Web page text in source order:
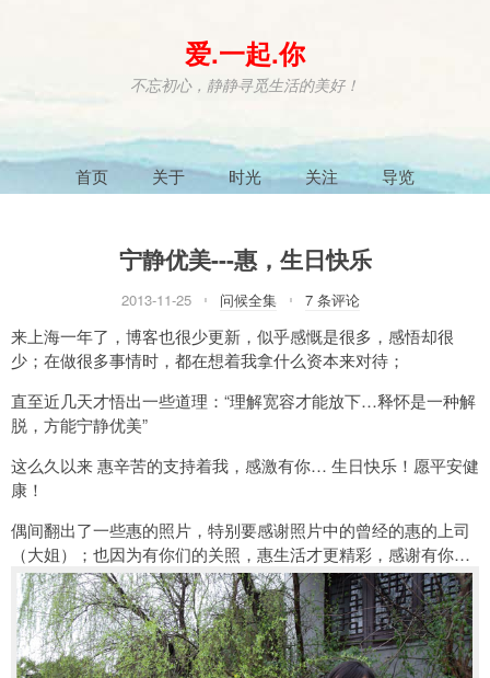
爱.一起.你
不忘初心，静静寻觅生活的美好！
首页 关于 时光 关注 导览
宁静优美---惠，生日快乐
2013-11-25 问候全集 7 条评论
来上海一年了，博客也很少更新，似乎感慨是很多，感悟却很
少；在做很多事情时，都在想着我拿什么资本来对待；
直至近几天才悟出一些道理：“理解宽容才能放下…释怀是一种解
脱，方能宁静优美”
这么久以来 惠辛苦的支持着我，感激有你… 生日快乐！愿平安健
康！
偶间翻出了一些惠的照片，特别要感谢照片中的曾经的惠的上司
（大姐）；也因为有你们的关照，惠生活才更精彩，感谢有你…